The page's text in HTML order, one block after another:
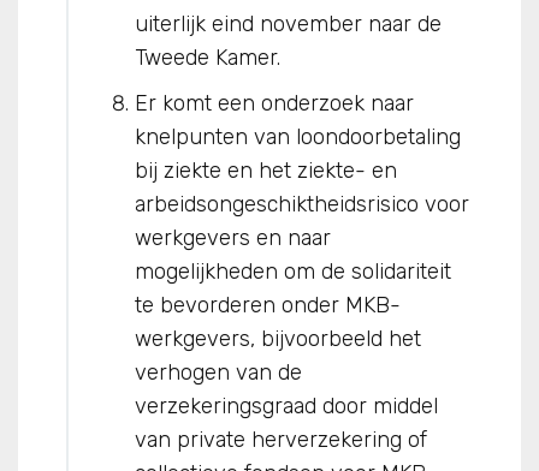
uiterlijk eind november naar de
Tweede Kamer.
Er komt een onderzoek naar
knelpunten van loondoorbetaling
bij ziekte en het ziekte- en
arbeidsongeschiktheidsrisico voor
werkgevers en naar
mogelijkheden om de solidariteit
te bevorderen onder MKB-
werkgevers, bijvoorbeeld het
verhogen van de
verzekeringsgraad door middel
van private herverzekering of